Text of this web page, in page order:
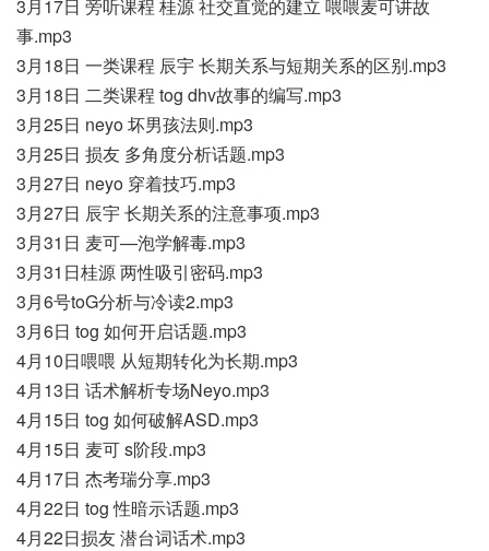
3月17日 旁听课程 桂源 社交直觉的建立 喂喂麦可讲故
事.mp3
3月18日 一类课程 辰宇 长期关系与短期关系的区别.mp3
3月18日 二类课程 tog dhv故事的编写.mp3
3月25日 neyo 坏男孩法则.mp3
3月25日 损友 多角度分析话题.mp3
3月27日 neyo 穿着技巧.mp3
3月27日 辰宇 长期关系的注意事项.mp3
3月31日 麦可—泡学解毒.mp3
3月31日桂源 两性吸引密码.mp3
3月6号toG分析与冷读2.mp3
3月6日 tog 如何开启话题.mp3
4月10日喂喂 从短期转化为长期.mp3
4月13日 话术解析专场Neyo.mp3
4月15日 tog 如何破解ASD.mp3
4月15日 麦可 s阶段.mp3
4月17日 杰考瑞分享.mp3
4月22日 tog 性暗示话题.mp3
4月22日损友 潜台词话术.mp3